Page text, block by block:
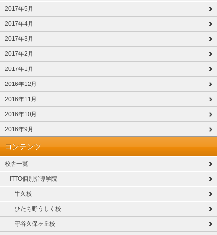
2017年5月
2017年4月
2017年3月
2017年2月
2017年1月
2016年12月
2016年11月
2016年10月
2016年9月
コンテンツ
校舎一覧
ITTO個別指導学院
牛久校
ひたち野うしく校
守谷久保ヶ丘校